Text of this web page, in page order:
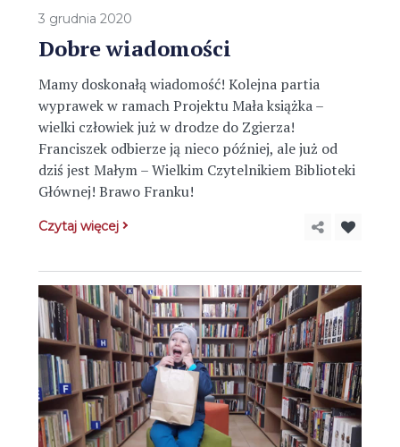
3 grudnia 2020
Dobre wiadomości
Mamy doskonałą wiadomość! Kolejna partia
wyprawek w ramach Projektu Mała książka –
wielki człowiek już w drodze do Zgierza!
Franciszek odbierze ją nieco później, ale już od
dziś jest Małym – Wielkim Czytelnikiem Biblioteki
Głównej! Brawo Franku!
Czytaj więcej